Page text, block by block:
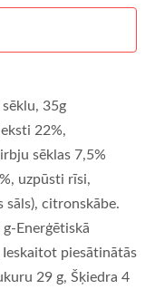
35g
22%,
sēklas 7,5%
uzpūsti rīsi,
sāls), citronskābe.
Enerģētiskā
piesātinātās
29 g, Šķiedra 4